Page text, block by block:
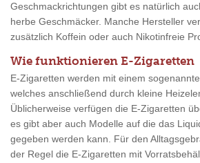
Geschmackrichtungen gibt es natürlich
herbe Geschmäcker. Manche Hersteller
zusätzlich Koffein oder auch Nikotinfreie
Wie funktionieren E-Zigaretten
E-Zigaretten werden mit einem
welches anschließend durch kleine
Üblicherweise verfügen die E-Zigaretten
es gibt aber auch Modelle auf die das
gegeben werden kann. Für den
der Regel die E-Zigaretten mit